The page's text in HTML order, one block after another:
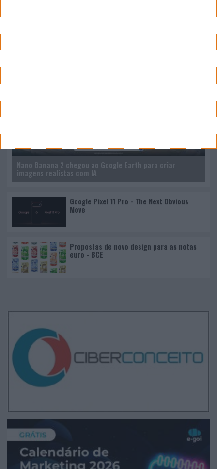
Nano Banana 2 chegou ao Google Earth para criar
imagens realistas com IA
Google Pixel 11 Pro - The Next Obvious
Move
Propostas de novo design para as notas
euro - BCE